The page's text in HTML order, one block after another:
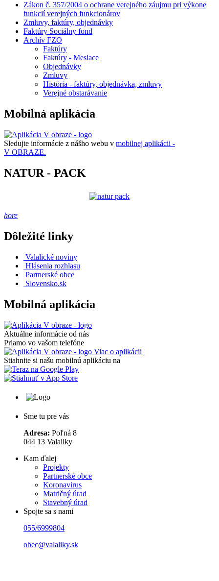
Zákon č. 357/2004 o ochrane verejného záujmu pri výkone
funkcií verejných funkcionárov
Zmluvy, faktúry, objednávky
Faktúry Sociálny fond
Archív FZO
Faktúry
Faktúry - Mesiace
Objednávky
Zmluvy
História - faktúry, objednávka, zmluvy
Verejné obstarávanie
Mobilná aplikácia
Sledujte informácie z nášho webu v mobilnej aplikácii -
V OBRAZE.
NATUR - PACK
hore
Dôležité linky
Valalické noviny
Hlásenia rozhlasu
Partnerské obce
Slovensko.sk
Mobilná aplikácia
Aktuálne informácie od nás
Priamo vo vašom telefóne
Viac o aplikácii
Stiahnite si našu mobilnú aplikáciu na
Sme tu pre vás
Adresa: Poľná 8
044 13 Valaliky
Kam ďalej
Projekty
Partnerské obce
Koronavirus
Matričný úrad
Stavebný úrad
Spojte sa s nami
055/6999804
obec@valaliky.sk